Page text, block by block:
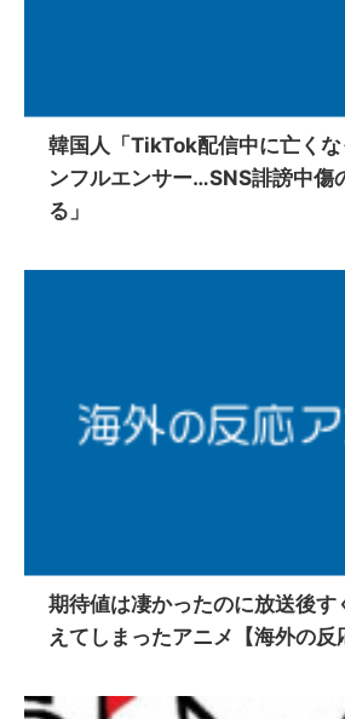
韓国人「TikTok配信中に亡くな
ンフルエンサー…SNS誹謗中傷
る」
期待値は凄かったのに放送後す
えてしまったアニメ【海外の反